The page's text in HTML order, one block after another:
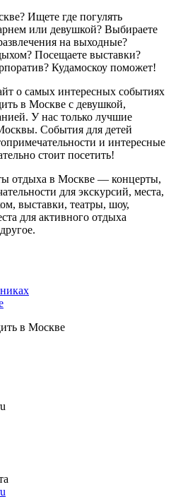
Ищете где погулять
или девушкой? Выбираете
на выходные?
Посещаете выставки?
Кудамоскоу поможет!
о самых интересных событиях
в Москве с девушкой,
У нас только лучшие
События для детей
и интересные
стоит посетить!
отдыха в Москве — концерты,
для экскурсий, места,
выставки, театры, шоу,
для активного отдыха
в Москве